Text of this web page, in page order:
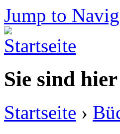
Jump to
Sie sind hier
Startseite ›